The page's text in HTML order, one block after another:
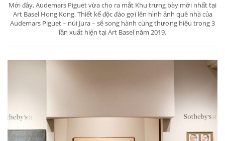
Mới đây, Audemars Piguet vừa cho ra mắt Khu trưng bày mới nhất tại
Art Basel Hong Kong. Thiết kế độc đáo gợi lên hình ảnh quê nhà của
Audemars Piguet – núi Jura – sẽ song hành cùng thương hiệu trong 3
lần xuất hiện tại Art Basel năm 2019.